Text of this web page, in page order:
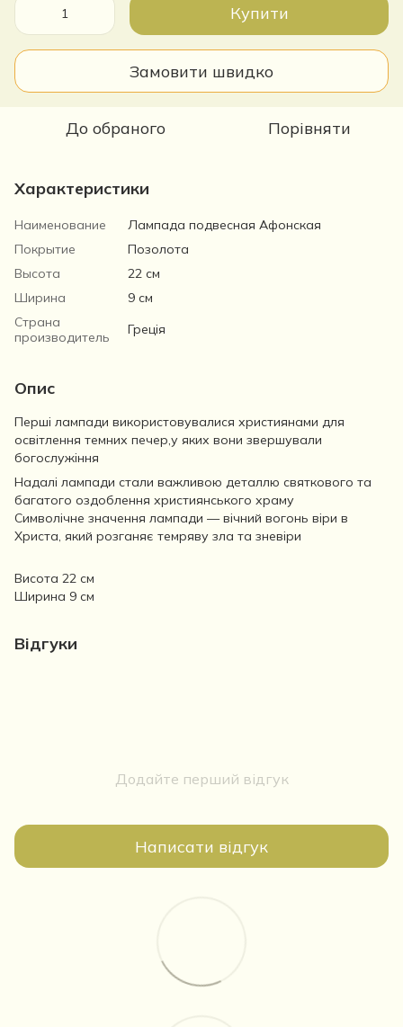
Купити
Замовити швидко
До обраного Порівняти
Характеристики
Наименование
Лампада подвесная Афонская
Покрытие
Позолота
Высота
22 см
Ширина
9 см
Страна
производитель
Греція
Опис
Перші лампади використовувалися християнами для
освітлення темних печер,у яких вони звершували
богослужіння
Надалі лампади стали важливою деталлю святкового та
багатого оздоблення християнського храму
Символічне значення лампади — вічний вогонь віри в
Христа, який розганяє темряву зла та зневіри
Висота 22 см
Ширина 9 см
Відгуки
Додайте перший відгук
Написати відгук